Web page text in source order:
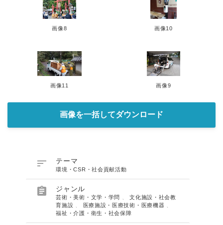
画像8 画像10
画像11 画像9
画像を一括してダウンロード
 テーマ
環境・CSR・社会貢献活動
 ジャンル
芸術・美術・文学・学問 、文化施設・社会教
育施設
医療施設・医療技術・医療機器
福祉・介護・衛生・社会保障